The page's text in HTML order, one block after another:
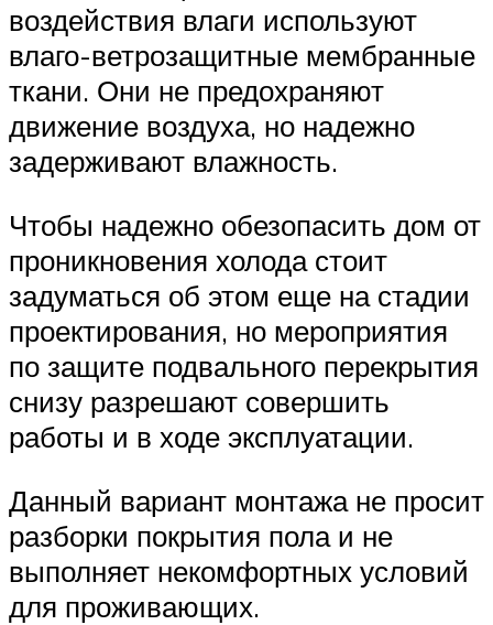
воздействия влаги используют
влаго-ветрозащитные мембранные
ткани. Они не предохраняют
движение воздуха, но надежно
задерживают влажность.
Чтобы надежно обезопасить дом от
проникновения холода стоит
задуматься об этом еще на стадии
проектирования, но мероприятия
по защите подвального перекрытия
снизу разрешают совершить
работы и в ходе эксплуатации.
Данный вариант монтажа не просит
разборки покрытия пола и не
выполняет некомфортных условий
для проживающих.